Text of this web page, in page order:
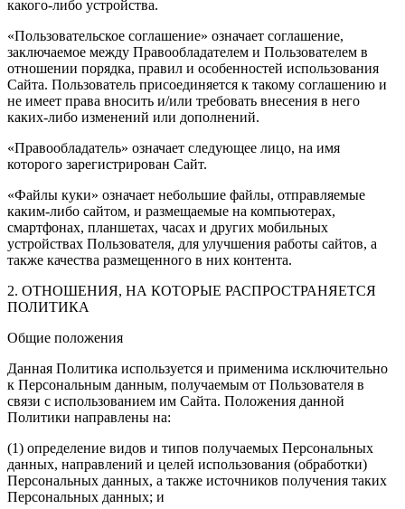
какого-либо устройства.
«Пользовательское соглашение» означает соглашение,
заключаемое между Правообладателем и Пользователем в
отношении порядка, правил и особенностей использования
Сайта. Пользователь присоединяется к такому соглашению и
не имеет права вносить и/или требовать внесения в него
каких-либо изменений или дополнений.
«Правообладатель» означает следующее лицо, на имя
которого зарегистрирован Сайт.
«Файлы куки» означает небольшие файлы, отправляемые
каким-либо сайтом, и размещаемые на компьютерах,
смартфонах, планшетах, часах и других мобильных
устройствах Пользователя, для улучшения работы сайтов, а
также качества размещенного в них контента.
2. ОТНОШЕНИЯ, НА КОТОРЫЕ РАСПРОСТРАНЯЕТСЯ
ПОЛИТИКА
Общие положения
Данная Политика используется и применима исключительно
к Персональным данным, получаемым от Пользователя в
связи с использованием им Сайта. Положения данной
Политики направлены на:
(1) определение видов и типов получаемых Персональных
данных, направлений и целей использования (обработки)
Персональных данных, а также источников получения таких
Персональных данных; и